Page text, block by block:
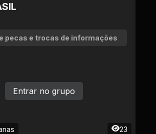
pecas e trocas de informações
23
Entrar no grupo